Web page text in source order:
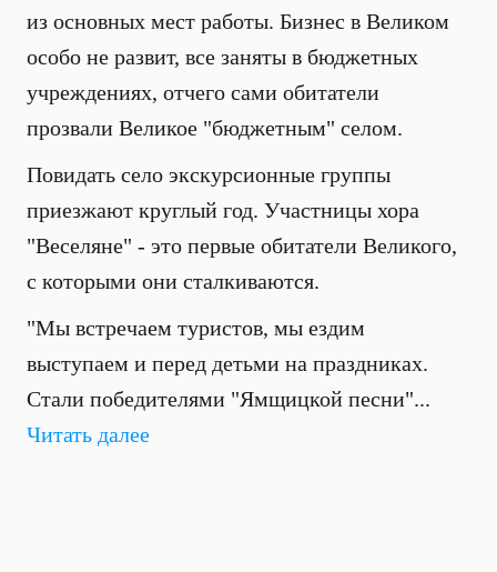
из основных мест работы. Бизнес в Великом
особо не развит, все заняты в бюджетных
учреждениях, отчего сами обитатели
прозвали Великое "бюджетным" селом.
Повидать село экскурсионные группы
приезжают круглый год. Участницы хора
"Веселяне" - это первые обитатели Великого,
с которыми они сталкиваются.
"Мы встречаем туристов, мы ездим
выступаем и перед детьми на праздниках.
Стали победителями "Ямщицкой песни"...
Читать далее